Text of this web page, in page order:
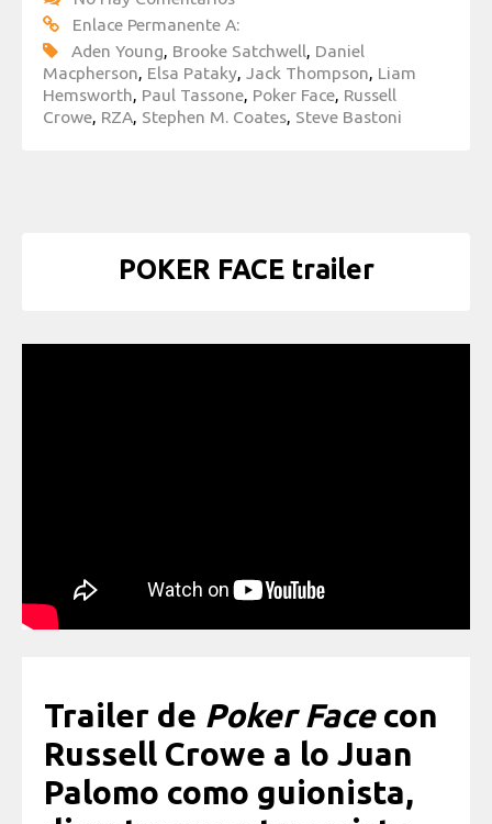
Enlace Permanente A:
Aden Young, Brooke Satchwell, Daniel
Macpherson, Elsa Pataky, Jack Thompson, Liam
Hemsworth, Paul Tassone, Poker Face, Russell
Crowe, RZA, Stephen M. Coates, Steve Bastoni
POKER FACE trailer
Trailer de Poker Facecon
Russell Crowe a lo Juan
Palomo como guionista,